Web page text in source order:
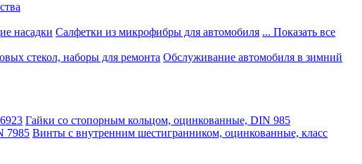
насадки Салфетки из микрофибры для автомобиля ... Показать все
стекол, наборы для ремонта Обслуживание автомобиля в зимний
Гайки со стопорным кольцом, оцинкованные, DIN 985
7985 Винты с внутренним шестигранником, оцинкованные, класс